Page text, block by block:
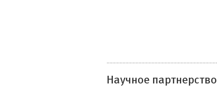
Научное партнерство